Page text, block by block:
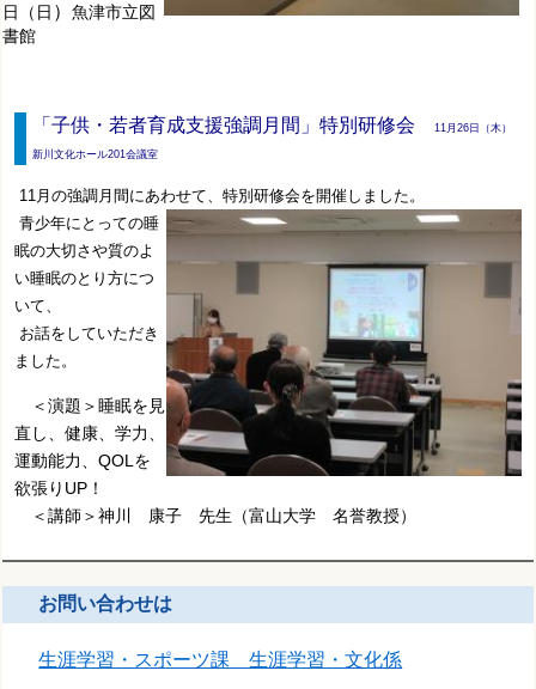
日（日 ）魚津市立図
書館
「子供・若者育成支援強調月間」特別研修会11月26日（木）
新川文化ホール201会議室
11月の強調月間にあわせて、特別研修会を開催しました。
青少年にとっての睡
眠の大切さや質のよ
い睡眠のとり方につ
いて、
お話をしていただき
ました。
＜演題＞睡眠を見
直し、健康、学力、
運動能力、QOLを
欲張りUP！
＜講師＞神川 康子 先生（富山大学 名誉教授）
お問い合わせは
生涯学習・スポーツ課 生涯学習・文化係